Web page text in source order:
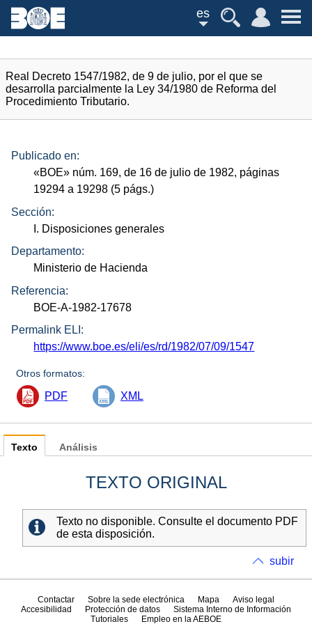
es
Real Decreto 1547/1982, de 9 de julio, por el que se
desarrolla parcialmente la Ley 34/1980 de Reforma del
Procedimiento Tributario.
Publicado en:
«BOE» núm. 169, de 16 de julio de 1982, páginas
19294 a 19298 (5 págs.)
Sección:
I. Disposiciones generales
Departamento:
Ministerio de Hacienda
Referencia:
BOE-A-1982-17678
Permalink ELI:
https://www.boe.es/eli/es/rd/1982/07/09/1547
Otros formatos:
PDF XML
Texto
TEXTO ORIGINAL
Texto no disponible. Consulte el documento PDF
de esta disposición.
Análisis
subir
Contactar Sobre la sede electrónica Mapa
Aviso legal
Accesibilidad
Protección de datos
Sistema Interno de Información
Tutoriales
Empleo en la AEBOE